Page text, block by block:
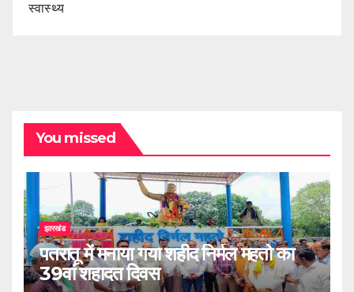
स्वास्थ्य
You missed
झारखंड
पतरातू में मनाया गया शहीद निर्मल महतो का
39वां शहादत दिवस